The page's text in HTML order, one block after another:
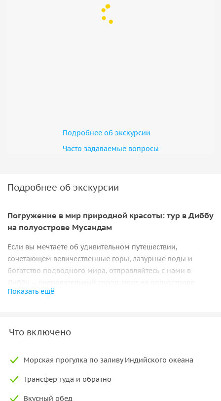
Подробнее об экскурсии
Часто задаваемые вопросы
Подробнее об экскурсии
Погружение в мир природной красоты: тур в Диббу
на полуострове Мусандам
Если вы мечтаете об удивительном путешествии,
сочетающем величественные горы, лазурные воды и
богатство подводного мира, отправляйтесь с нами в
Мусандам. Это место, без преувеличения, заслуживает
теплым восточным очарованием. Это идеальное место,
первого взгляда.
Одной из главных достопримечательностей Диббы — её
богатый подводный мир
Показать ещё
Что включено
Морская прогулка по заливу Индийского океана
Трансфер туда и обратно
Вкусный обед